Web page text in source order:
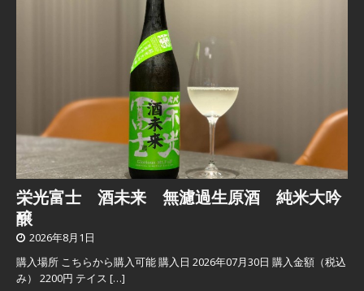
栄光富士 酒未来 無濾過生原酒 純米大吟
醸
2026年8月1日
購入場所 こちらから購入可能 購入日 2026年07月30日 購入金額（税込
み） 2200円 テイス […]